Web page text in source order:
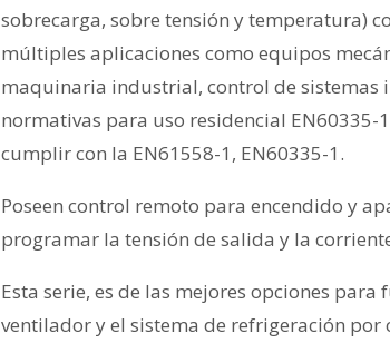
sobrecarga, sobre tensión y temperatura)
múltiples aplicaciones como equipos
maquinaria industrial, control de sistemas
normativas para uso residencial EN60335-
cumplir con la EN61558-1, EN60335-1.
Poseen control remoto para encendido y
programar la tensión de salida y la
Esta serie, es de las mejores opciones
ventilador y el sistema de refrigeración